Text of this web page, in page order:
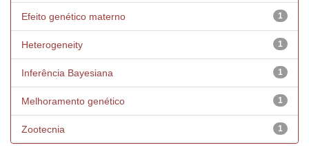
1
Efeito genético materno
1
Heterogeneity
1
Inferência Bayesiana
1
Melhoramento genético
1
Zootecnia